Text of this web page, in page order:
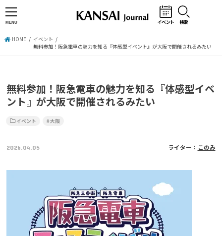
MENU イベント 検索
HOME
イベント
無料参加！阪急電車の魅力を知る『体感型イベント』が大阪で開催されるみたい
無料参加！阪急電車の魅力を知る『体感型イベ
ント』が大阪で開催されるみたい
イベント 大阪
2026.04.05 ライター： このみ